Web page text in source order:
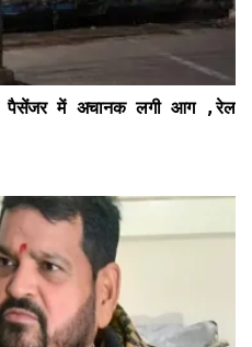
पैसेंजर में अचानक लगी आग ,रेल